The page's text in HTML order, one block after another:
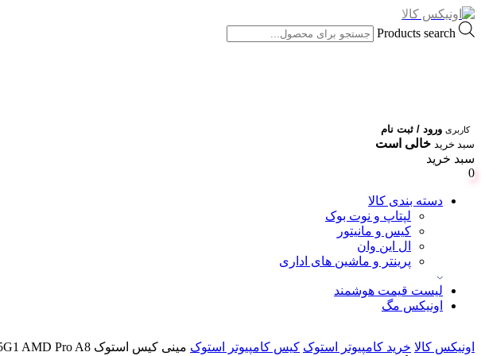
Products search
کاربری ورود / ثبت نام
سبد خرید خالی است
سبد خرید
0
دسته بندی کالا
لپتاپ و نوت بوک
کیس و مانیتور
ال این وان
پرینتر و ماشین های اداری
لیست قیمت هوشمند
اونیکس مگ
اونیکس کالا خرید کامپیوتر استوک کیس کامپیوتر استوک مینی کیس استوک Elite Desk 705G1 AMD Pro A8 سایز SFF